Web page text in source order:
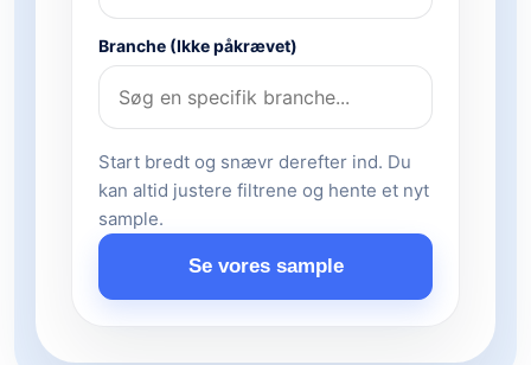
Branche (Ikke påkrævet)
Start bredt og snævr derefter ind. Du
kan altid justere filtrene og hente et nyt
sample.
Se vores sample